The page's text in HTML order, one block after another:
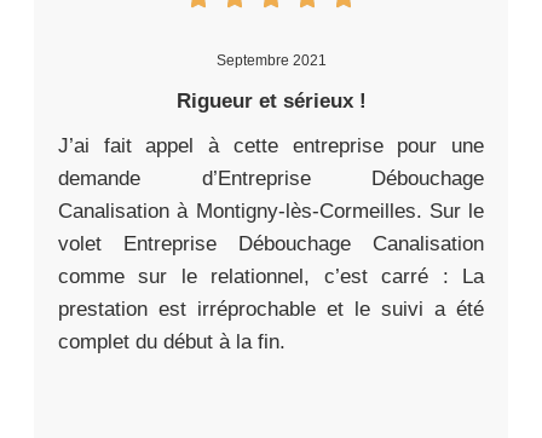
Septembre 2021
Rigueur et sérieux !
J’ai fait appel à cette entreprise pour une
demande d’Entreprise Débouchage
Canalisation à Montigny-lès-Cormeilles. Sur le
volet Entreprise Débouchage Canalisation
comme sur le relationnel, c’est carré : La
prestation est irréprochable et le suivi a été
complet du début à la fin.